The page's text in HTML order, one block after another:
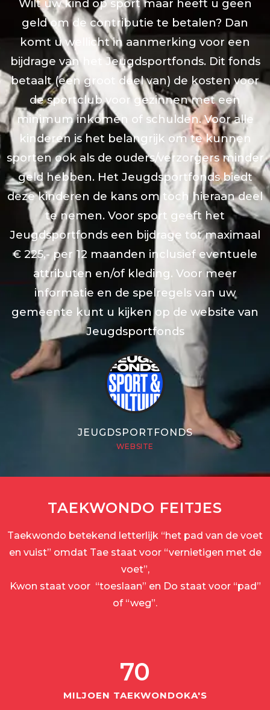
Wilt uw kind op sport maar heeft u geen
geld om de contributie te betalen? Dan
komt u wellicht in aanmerking voor een
bijdrage van het Jeugdsportfonds. Dit fonds
betaalt (een groot deel van) de kosten voor
de sportclub voor gezinnen met een
minimum inkomen of schulden. Voor alle
kinderen is het belangrijk om te kunnen
sporten ook als de ouders/verzorgers minder
geld hebben. Het Jeugdsportfonds biedt
deze kinderen de kans om toch hieraan deel
te nemen. Voor sport geeft het
Jeugdsportfonds een bijdrage tot maximaal
€ 225,- per 12 maanden inclusief eventuele
attributen en/of kleding. Voor meer
informatie en de spelregels van uw
gemeente kunt u kijken op de website van
Jeugdsportfonds
JEUGDSPORTFONDS
WEBSITE
TAEKWONDO FEITJES
Taekwondo betekend letterlijk “het pad van de voet
en vuist” omdat Tae staat voor “vernietigen met de
voet”,
Kwon staat voor “toeslaan” en Do staat voor “pad”
of “weg”.
MILJOEN TAEKWONDOKA'S
70